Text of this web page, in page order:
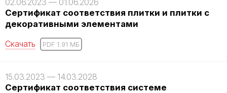
02.06.2023 — 01.06.2026
Сертификат соответствия плитки и плитки с
декоративными элементами
Скачать
PDF 1.91 MБ
15.03.2023 — 14.03.2028
Сертификат соответствия системе